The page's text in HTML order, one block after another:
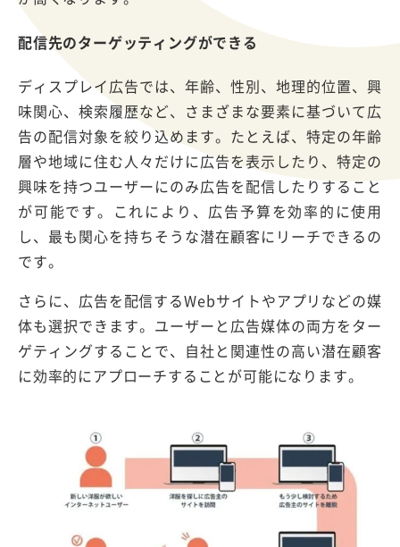
配信先のターゲッティングができる
ディスプレイ広告では、年齢、性別、地理的位置、興
味関心、検索履歴など、さまざまな要素に基づいて広
告の配信対象を絞り込めます。たとえば、特定の年齢
層や地域に住む人々だけに広告を表示したり、特定の
興味を持つユーザーにのみ広告を配信したりすること
が可能です。これにより、広告予算を効率的に使用
し、最も関心を持ちそうな潜在顧客にリーチできるの
です。
さらに、広告を配信するWebサイトやアプリなどの媒
体も選択できます。ユーザーと広告媒体の両方をター
ゲティングすることで、自社と関連性の高い潜在顧客
に効率的にアプローチすることが可能になります。